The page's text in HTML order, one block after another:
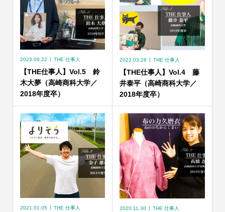
2023.09.22 THE 仕事人
【THE仕事人】Vol.5 鈴
木大夢（高崎商科大学／
2018年度卒）
2022.03.28 THE 仕事人
【THE仕事人】Vol.4 藤
井泰平（高崎商科大学／
2018年度卒）
2021.01.05 THE 仕事人 2020.11.30 THE 仕事人